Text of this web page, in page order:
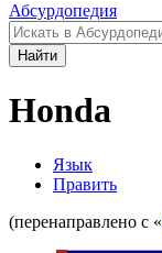
Абсурдопедия
Найти
Honda
Язык
Править
(перенаправлено с «